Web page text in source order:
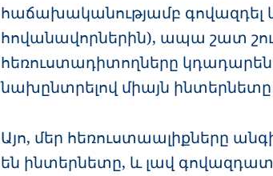
հաճախականությամբ գովազդել և
հովանավորներին), ապա շատ
հեռուստադիտողները կդադարեն
նախընտրելով միայն
Այո, մեր հեռուստաալիքները
են ինտերնետը, և լավ